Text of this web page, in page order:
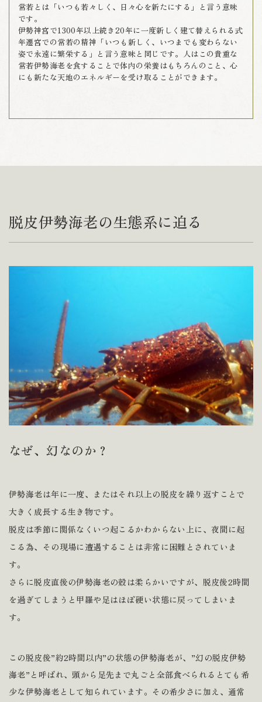
常若とは「いつも若々しく、日々心を新たにする」と言う意味
です。
伊勢神宮で1300年以上続き20年に一度新しく建て替えられる式
年遷宮での常若の精神「いつも新しく、いつまでも変わらない
姿で永遠に繁栄する」と言う意味と同じです。人はこの貴重な
常若伊勢海老を食することで体内の栄養はもちろんのこと、心
にも新たな天地のエネルギーを受け取ることができます。
脱皮伊勢海老の生態系に迫る
なぜ、幻なのか？
伊勢海老は年に一度、またはそれ以上の脱皮を繰り返すことで
大きく成長する生き物です。
脱皮は季節に関係なくいつ起こるかわからない上に、夜間に起
こる為、その現場に遭遇することは非常に困難とされていま
す。
さらに脱皮直後の伊勢海老の殻は柔らかいですが、脱皮後2時間
を過ぎてしまうと甲羅や足はほぼ硬い状態に戻ってしまいま
す。
この脱皮後”約2時間以内”の状態の伊勢海老が、”幻の脱皮伊勢
海老”と呼ばれ、頭から足先まで丸ごと全部食べられるとても希
少な伊勢海老として知られています。その希少さに加え、通常